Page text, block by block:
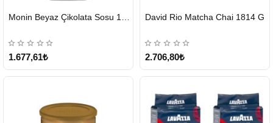
GÖNDERİ
1.677,61₺
GÖNDERİ
David Rio Matcha Chai 1814 G
2.706,80₺